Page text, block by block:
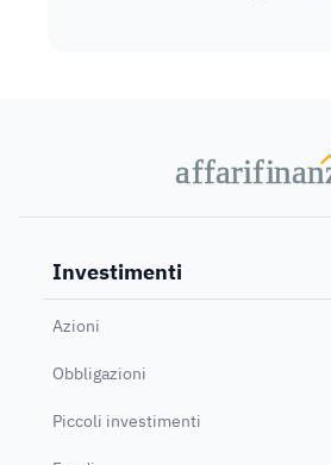
affarifi
affarifi
Investimenti
Azioni
Obbligazioni
Piccoli investimenti